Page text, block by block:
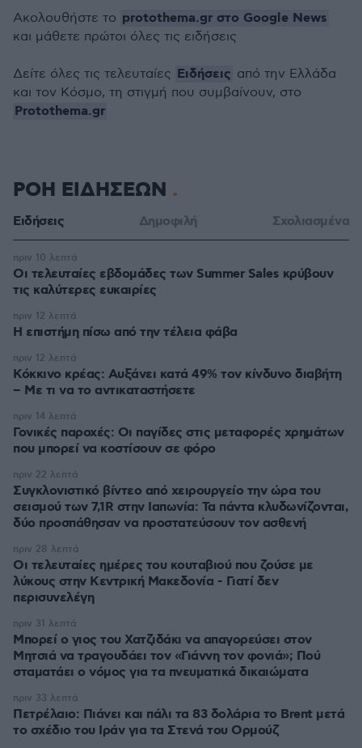
Ακολουθήστε το protothema.gr στο Google News
και μάθετε πρώτοι όλες τις ειδήσεις
Δείτε όλες τις τελευταίες Ειδήσεις από την Ελλάδα
και τον Κόσμο, τη στιγμή που συμβαίνουν, στο
Protothema.gr
ΡΟΗ ΕΙΔΗΣΕΩΝ
Ειδήσεις Δημοφιλή Σχολιασμένα
Οι τελευταίες εβδομάδες των Summer Sales κρύβουν
τις καλύτερες ευκαιρίες
πριν 10 λεπτά
Η επιστήμη πίσω από την τέλεια φάβα
πριν 12 λεπτά
Κόκκινο κρέας: Αυξάνει κατά 49% τον κίνδυνο διαβήτη
– Με τι να το αντικαταστήσετε
πριν 12 λεπτά
Γονικές παροχές: Οι παγίδες στις μεταφορές χρημάτων
που μπορεί να κοστίσουν σε φόρο
πριν 14 λεπτά
Συγκλονιστικό βίντεο από χειρουργείο την ώρα του
σεισμού των 7,1R στην Ιαπωνία: Τα πάντα κλυδωνίζονται,
δύο προσπάθησαν να προστατεύσουν τον ασθενή
πριν 22 λεπτά
Οι τελευταίες ημέρες του κουταβιού που ζούσε με
λύκους στην Κεντρική Μακεδονία - Γιατί δεν
περισυνελέγη
πριν 28 λεπτά
Μπορεί ο γιος του Χατζιδάκι να απαγορεύσει στον
Μητσιά να τραγουδάει τον «Γιάννη τον φονιά»; Πού
σταματάει ο νόμος για τα πνευματικά δικαιώματα
πριν 31 λεπτά
Πετρέλαιο: Πιάνει και πάλι τα 83 δολάρια το Brent μετά
το σχέδιο του Ιράν για τα Στενά του Ορμούζ
πριν 33 λεπτά